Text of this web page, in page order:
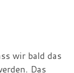
wir bald das
Das